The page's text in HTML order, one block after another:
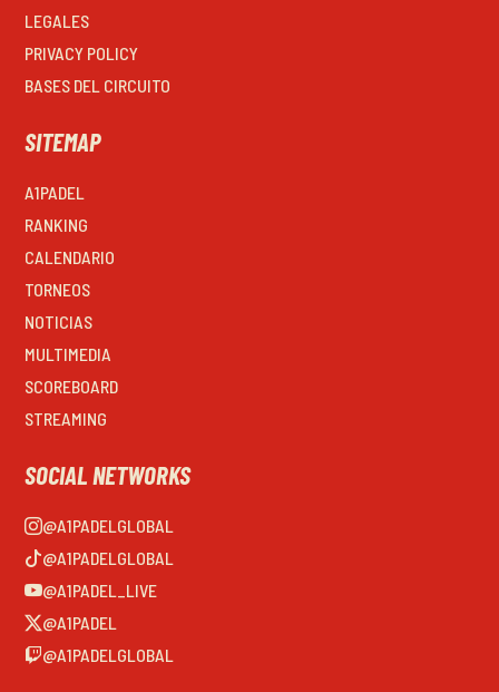
LEGALES
PRIVACY POLICY
BASES DEL CIRCUITO
SITEMAP
A1PADEL
RANKING
CALENDARIO
TORNEOS
NOTICIAS
MULTIMEDIA
SCOREBOARD
STREAMING
SOCIAL NETWORKS
@A1PADELGLOBAL
@A1PADELGLOBAL
@A1PADEL_LIVE
@A1PADEL
@A1PADELGLOBAL